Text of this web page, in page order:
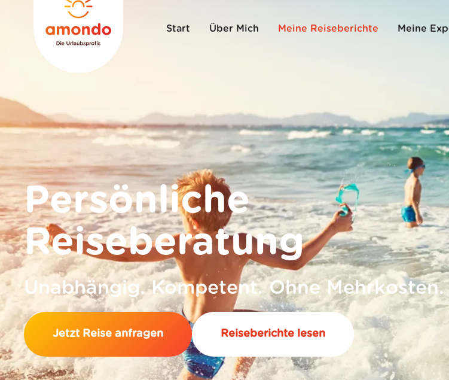
Start Über Mich Meine Reiseberichte Meine
Persönliche
Reiseberatung
Unabhängig. Kompetent. Ohne Mehrkosten.
Jetzt Reise anfragen Reiseberichte lesen